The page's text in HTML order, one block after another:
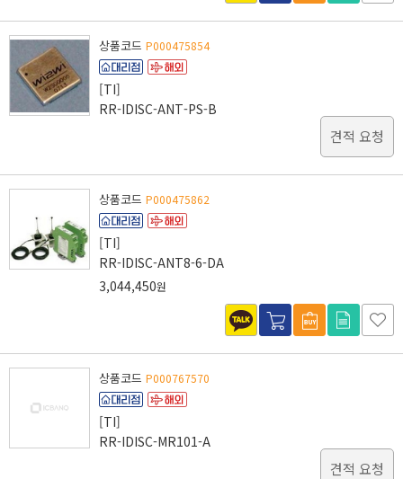
상품코드 P000475854
[TI]
RR-IDISC-ANT-PS-B
견적 요청
상품코드 P000475862
[TI]
RR-IDISC-ANT8-6-DA
3,044,450원
상품코드 P000767570
[TI]
RR-IDISC-MR101-A
견적 요청